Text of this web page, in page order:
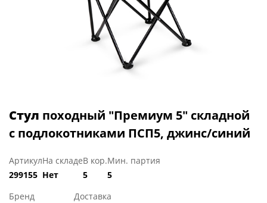
Стул походный "Премиум 5" складной
с подлокотниками ПСП5, джинс/синий
Артикул
299155
На складе
Нет
В кор.
5
Мин. партия
5
Бренд
Доставка